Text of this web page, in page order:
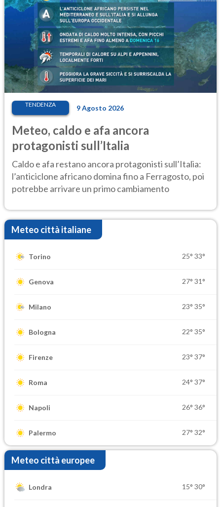
TENDENZA 9 Agosto 2026
Meteo, caldo e afa ancora
protagonisti sull’Italia
Caldo e afa restano ancora protagonisti sull’Italia:
l’anticiclone africano domina fino a Ferragosto, poi
potrebbe arrivare un primo cambiamento
Meteo città italiane
Torino 25° 33°
Genova 27° 31°
Milano 23° 35°
Bologna 22° 35°
Firenze 23° 37°
Roma 24° 37°
Napoli 26° 36°
Palermo 27° 32°
Meteo città europee
Londra 15° 30°